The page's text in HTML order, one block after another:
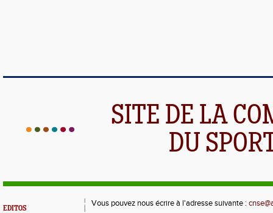
SITE DE LA
DU
EDITOS
Vous pouvez nous écrire à l'adresse suivante :